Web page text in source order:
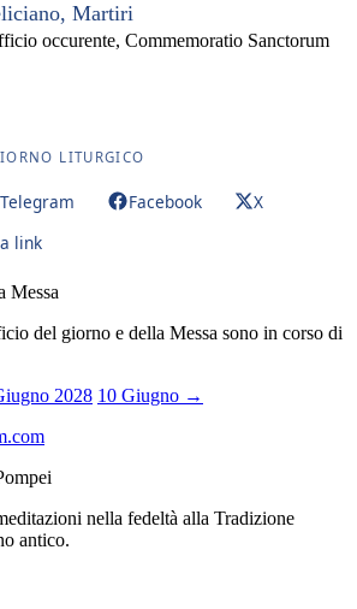
Martiri
occurente, Commemoratio Sanctorum
LITURGICO
Telegram Facebook
X
link
Messa
del giorno e della Messa sono in corso di
2028 10 Giugno →
nella fedeltà alla Tradizione
antico.